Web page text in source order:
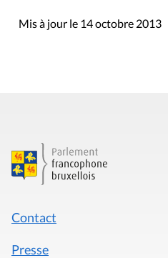
Mis à jour le 14 octobre 2013
Contact
Presse